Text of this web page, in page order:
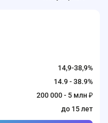
14,9-38,9%
14.9 - 38.9%
200 000 - 5 млн ₽
до 15 лет